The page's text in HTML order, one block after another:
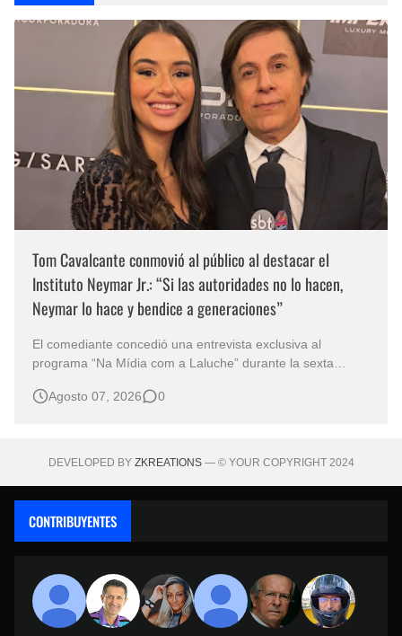
Tom Cavalcante conmovió al público al destacar el
Instituto Neymar Jr.: “Si las autoridades no lo hacen,
Neymar lo hace y bendice a generaciones”
El comediante concedió una entrevista exclusiva al
programa “Na Mídia com a Laluche” durante la sexta
eventos benéficos más importantes de Brasil. En medio del
Agosto 07, 2026 0
DEVELOPED BY ZKREATIONS— © YOUR COPYRIGHT 2024
CONTRIBUYENTES